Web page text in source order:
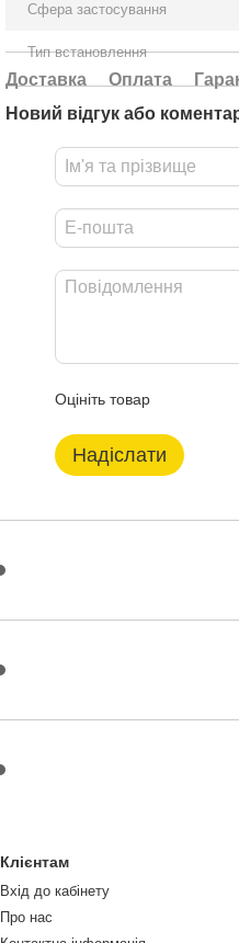
Сфера застосування
Тип встановлення
Доставка Оплата
Новий відгук або
Оцініть товар
Надіслати
Клієнтам
Вхід до кабінету
Про нас